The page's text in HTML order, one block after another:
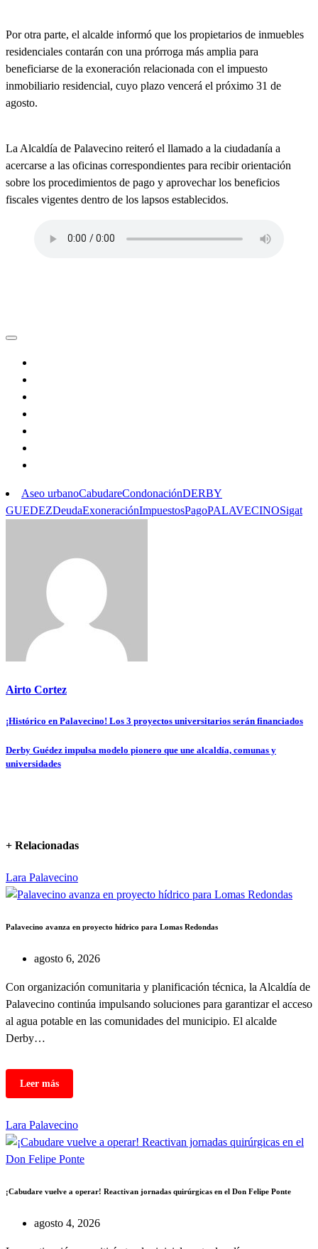
Por otra parte, el alcalde informó que los propietarios de inmuebles
residenciales contarán con una prórroga más amplia para
beneficiarse de la exoneración relacionada con el impuesto
inmobiliario residencial, cuyo plazo vencerá el próximo 31 de
agosto.
La Alcaldía de Palavecino reiteró el llamado a la ciudadanía a
acercarse a las oficinas correspondientes para recibir orientación
sobre los procedimientos de pago y aprovechar los beneficios
fiscales vigentes dentro de los lapsos establecidos.
Aseo urbanoCabudareCondonaciónDERBY
GUEDEZDeudaExoneraciónImpuestosPagoPALAVECINOSigat
Airto Cortez
Navegación
de
¡Histórico en Palavecino! Los 3 proyectos universitarios serán financiados
Derby Guédez impulsa modelo pionero que une alcaldía, comunas y
universidades
+ Relacionadas
Lara Palavecino
Palavecino avanza en proyecto hídrico para Lomas Redondas
agosto 6, 2026
Con organización comunitaria y planificación técnica, la Alcaldía de
Palavecino continúa impulsando soluciones para garantizar el acceso
al agua potable en las comunidades del municipio. El alcalde
Derby…
Lara Palavecino
¡Cabudare vuelve a operar! Reactivan jornadas quirúrgicas en el Don Felipe Ponte
agosto 4, 2026